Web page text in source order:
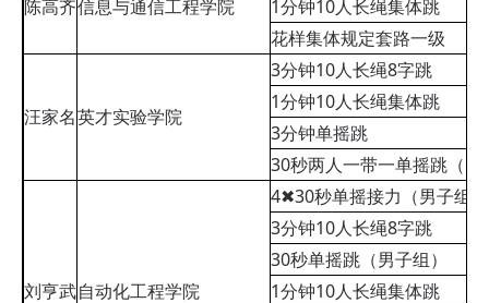
陈高齐信息与通信工程学院
1分钟10人长绳集体跳
花样集体规定套路一级
汪家名英才实验学院
3分钟10人长绳8字跳
1分钟10人长绳集体跳
3分钟单摇跳
30秒两人一带一单摇跳（男
刘亨武自动化工程学院
4✖30秒单摇接力（男子组)
3分钟10人长绳8字跳
30秒单摇跳（男子组）
1分钟10人长绳集体跳